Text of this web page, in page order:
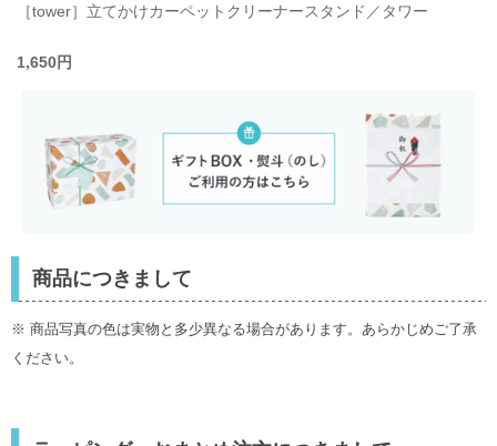
［tower］立てかけカーペットクリーナースタンド／タワー
1,650円
商品につきまして
※ 商品写真の色は実物と多少異なる場合があります。あらかじめご了承
ください。